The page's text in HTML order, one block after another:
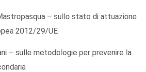
– sullo stato di attuazione
2012/29/UE
– sulle metodologie per prevenire la